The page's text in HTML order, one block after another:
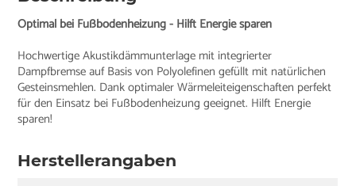
Optimal bei Fußbodenheizung - Hilft Energie sparen
Hochwertige Akustikdämmunterlage mit integrierter
Dampfbremse auf Basis von Polyolefinen gefüllt mit natürlichen
Gesteinsmehlen. Dank optimaler Wärmeleiteigenschaften perfekt
für den Einsatz bei Fußbodenheizung geeignet. Hilft Energie
sparen!
Herstellerangaben